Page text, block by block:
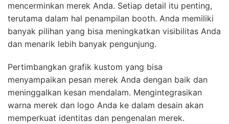
mencerminkan merek Anda. Setiap detail itu penting,
terutama dalam hal penampilan booth. Anda memiliki
banyak pilihan yang bisa meningkatkan visibilitas Anda
dan menarik lebih banyak pengunjung.
Pertimbangkan grafik kustom yang bisa
menyampaikan pesan merek Anda dengan baik dan
meninggalkan kesan mendalam. Mengintegrasikan
warna merek dan logo Anda ke dalam desain akan
memperkuat identitas dan pengenalan merek.